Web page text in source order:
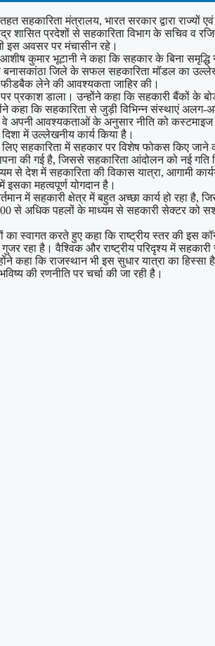
सहकारिता मंत्रालय, भारत सरकार द्वारा
शासित प्रदेशों से सहकारिता विभाग के सचिव व
इस अवसर पर मंचासीन रहे।
कुमार भूटानी ने कहा कि सहकार के बिना
जिले के सफल सहकारिता मॉडल का उल्लेख
फीडबैक लेने की आवश्यकता जाहिर की।
प्रकाश डाला। उन्होंने कहा कि सहकारी बैंकों के
कहा कि सहकारिता से जुड़ी विभिन्न संस्थाएं
वे अपनी आवश्यकताओं के अनुसार नीति को
में उल्लेखनीय कार्य किया है।
में सहकार पर विशेष फोकस किए जाने
की गई है, जिससे सहकारिता आंदोलन को नई
से देश में सहकारिता की विकास यात्रा, आगामी
महत्वपूर्ण योगदान है।
में सहकारी क्षेत्र में बहुत अच्छा कार्य हो
से अधिक पहलों के माध्यम से सहकारी सेक्टर को
स्वागत करते हुए कहा कि राष्ट्रीय स्तर की इस
रहा है। वैश्विक और राष्ट्रीय परिदृश्य में
कहा कि राजस्थान भी इस सुधार यात्रा का
की रणनीति पर चर्चा की जा रही है।